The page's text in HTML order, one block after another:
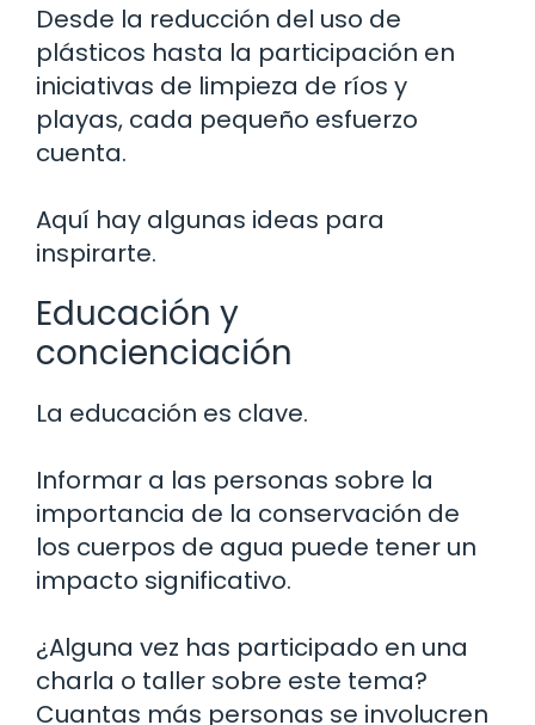
Desde la reducción del uso de
plásticos hasta la participación en
iniciativas de limpieza de ríos y
playas, cada pequeño esfuerzo
cuenta.
Aquí hay algunas ideas para
inspirarte.
Educación y
concienciación
La educación es clave.
Informar a las personas sobre la
importancia de la conservación de
los cuerpos de agua puede tener un
impacto significativo.
¿Alguna vez has participado en una
charla o taller sobre este tema?
Cuantas más personas se involucren